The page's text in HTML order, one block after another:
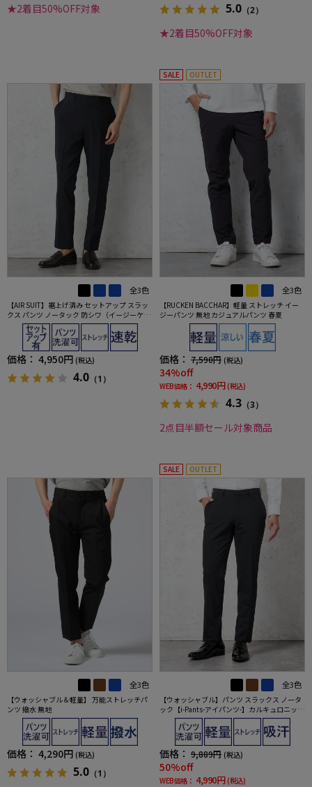
★2着目50%OFF対象 5.0 （2）
★2着目50%OFF対象
全3色
【AIR SUIT】裾上げ済み セットアップ スラッ
クス パンツ ノータック 防シワ（イージーケ
ア） ストレッチ 通年 吸水速乾 UVカット 春夏
価格： 4,950円 (税込)
4.0 （1）
SALE OUTLET
全3色
【RUCKEN BACCHAR】軽量 ストレッチ イー
ジーパンツ 無地 カジュアルパンツ 春夏
価格： 7,590円 (税込)
34%off
WEB価格： 4,990円 (税込)
4.3 （3）
2点目半額セール対象商品
全3色
【ウォッシャブル＆軽量】 万能ストレッチパ
ンツ 撥水 無地
価格： 4,290円 (税込)
5.0 （1）
SALE OUTLET
全3色
【ウォッシャブル】パンツ スラックス ノータ
ック【i-Pants-アイパンツ-】カルキュロニット
ストレッチ バーズアイ nero【スリムデザイ
価格： 9,889円 (税込)
50%off
WEB価格： 4,990円 (税込)